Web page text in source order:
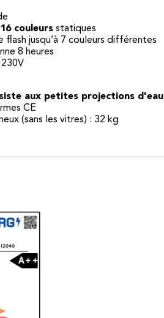
16 couleurs statiques
flash jusqu’à 7 couleurs différentes
8 heures
aux petites projections d'eau
CE
(sans les vitres) : 32 kg